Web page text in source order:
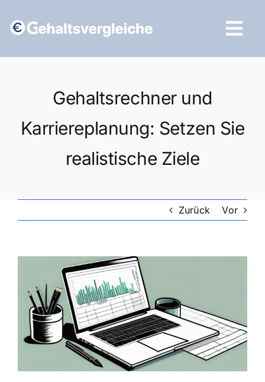
Inhalt
Gehaltsrechner und
Karriereplanung: Setzen Sie
realistische Ziele
Zurück Vor
grösseres
Bild